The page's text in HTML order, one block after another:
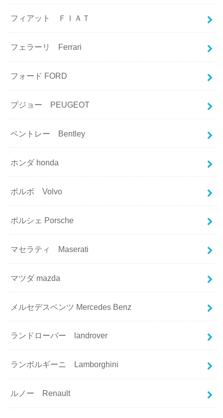
フィアット ＦＩＡＴ
フェラーリ Ferrari
フォード FORD
プジョー PEUGEOT
ベントレー Bentley
ホンダ honda
ボルボ Volvo
ポルシェ Porsche
マセラティ Maserati
マツダ mazda
メルセデスベンツ Mercedes Benz
ランドローバー landrover
ランボルギーニ Lamborghini
ルノー Renault